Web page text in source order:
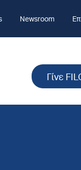
Newsroom
Γίνε